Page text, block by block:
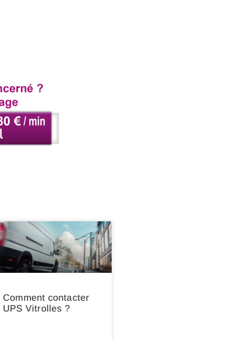
Comment contacter
UPS Vitrolles ?